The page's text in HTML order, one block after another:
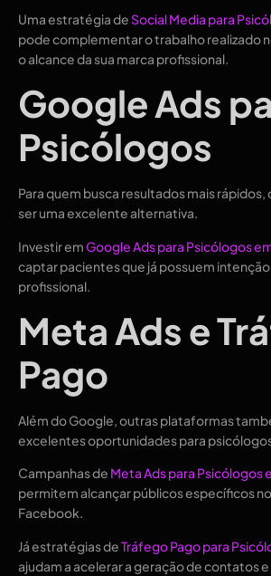
Uma estratégia deSocial Media para
pode complementar o trabalho realizado
o alcance da sua marca profissional.
Google Ads
Psicólogos
Para quem busca resultados mais rápidos,
ser uma excelente alternativa.
Investir emGoogle Ads para Psicólogos
captar pacientes que já possuem
profissional.
Meta Ads e
Pago
Além do Google, outras plataformas
excelentes oportunidades para
Campanhas de Meta Ads para Psicólogos
permitem alcançar públicos específicos
Facebook.
Já estratégias deTráfego Pago para
ajudam a acelerar a geração de contatos